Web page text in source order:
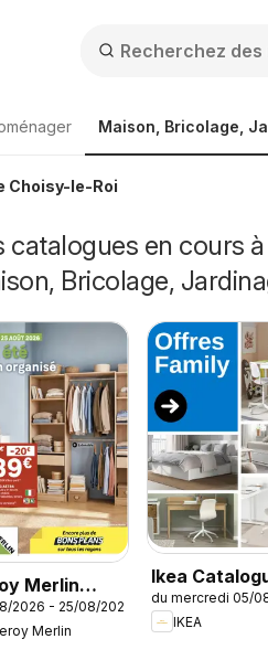
Maison, Bricolage,
Choisy-le-Roi
catalogues en cours
Bricolage,
Merlin
2026 - 25/08/2026
Merlin
Ikea
des produits
Offres Ikea
du mercredi 05/
IKEA